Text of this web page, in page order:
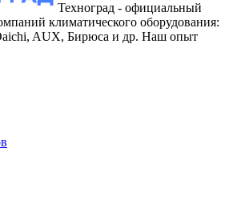
Техноград - официальный
климатического оборудования:
AUX, Бирюса и др. Наш опыт